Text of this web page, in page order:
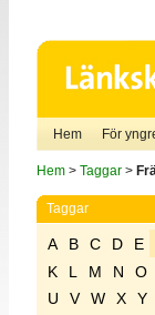
Hem För
Hem> Taggar>
Taggar
A B C D E
K
L M N O
U
V W X Y